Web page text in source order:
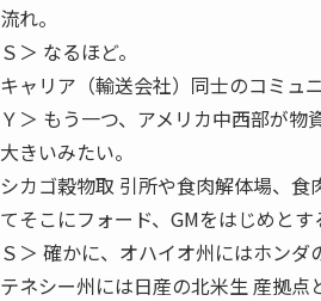
流れ。
Ｓ＞ なるほど。
キャリア（輸送会社）同士のコミュ
Ｙ＞ もう一つ、アメリカ中西部が
大きいみたい。
シカゴ穀物取 引所や食肉解体場、
てそこにフォード、GMをはじめと
Ｓ＞ 確かに、オハイオ州にはホンダ
テネシー州には日産の北米生 産拠点